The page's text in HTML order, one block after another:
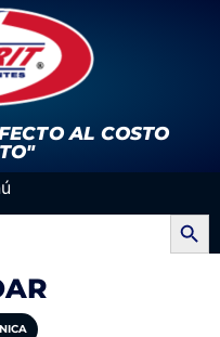
AL COSTO
Search Button